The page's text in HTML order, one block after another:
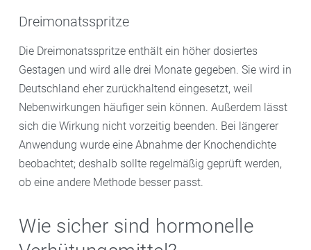
Dreimonatsspritze
Die Dreimonatsspritze enthält ein höher dosiertes
Gestagen und wird alle drei Monate gegeben. Sie wird in
Deutschland eher zurückhaltend eingesetzt, weil
Nebenwirkungen häufiger sein können. Außerdem lässt
sich die Wirkung nicht vorzeitig beenden. Bei längerer
Anwendung wurde eine Abnahme der Knochendichte
beobachtet; deshalb sollte regelmäßig geprüft werden,
ob eine andere Methode besser passt.
Wie sicher sind hormonelle